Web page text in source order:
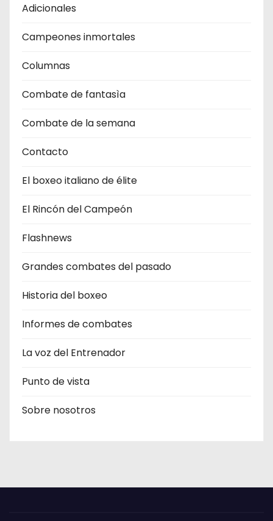
Adicionales
Campeones inmortales
Columnas
Combate de fantasìa
Combate de la semana
Contacto
El boxeo italiano de élite
El Rincón del Campeón
Flashnews
Grandes combates del pasado
Historia del boxeo
Informes de combates
La voz del Entrenador
Punto de vista
Sobre nosotros